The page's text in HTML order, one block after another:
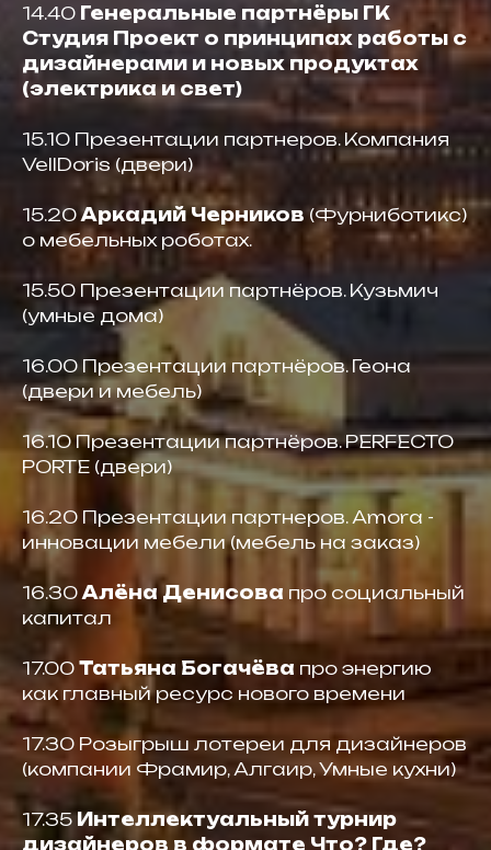
14.40 Генеральные партнёры ГК
Студия Проект о принципах работы с
дизайнерами и новых продуктах
(электрика и свет)
15.10 Презентации партнеров. Компания
VellDoris (двери)
15.20Аркадий Черников(Фурниботикс)
о мебельных роботах.
15.50 Презентации партнёров. Кузьмич
(умные дома)
16.00 Презентации партнёров. Геона
(двери и мебель)
16.10 Презентации партнёров. PERFECTO
PORTE (двери)
16.20 Презентации партнеров. Amora -
инновации мебели (мебель на заказ)
16.30 Алёна Денисова про социальный
капитал
17.00 Татьяна Богачёва про энергию
как главный ресурс нового времени
17.30 Розыгрыш лотереи для дизайнеров
(компании Фрамир, Алгаир, Умные кухни)
17.35Интеллектуальный турнир
дизайнеров в формате Что? Где?